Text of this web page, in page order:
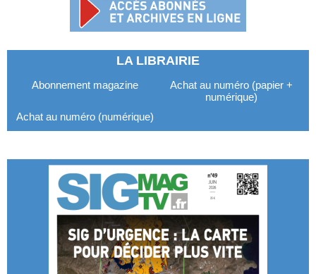
LA LIBRAIRIE
Abonnement magazine
Achat au numéro (papier +
numérique)
Achat au numéro (numérique)